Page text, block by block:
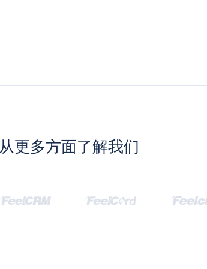
从更多方面了解我们